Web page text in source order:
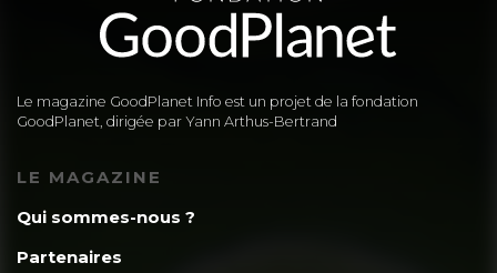
Le magazine GoodPlanet Info est un projet de la fondation
GoodPlanet, dirigée par Yann Arthus-Bertrand
LE MAGAZINE
Qui sommes-nous ?
Partenaires